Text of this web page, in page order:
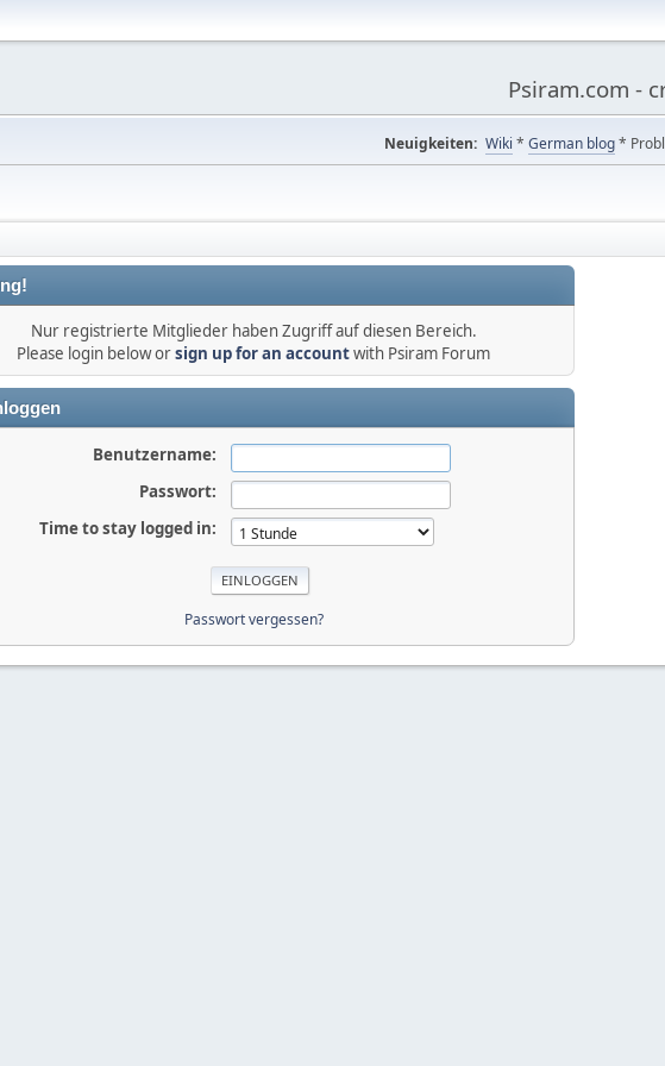
Psiram.com -
Neuigkeiten: Wiki * German blog*
Nur registrierte Mitglieder haben Zugriff auf diesen Bereich.
Please login below orsign up for an accountwith Psiram Forum
Benutzername:
Passwort:
Time to stay logged in:
Passwort vergessen?